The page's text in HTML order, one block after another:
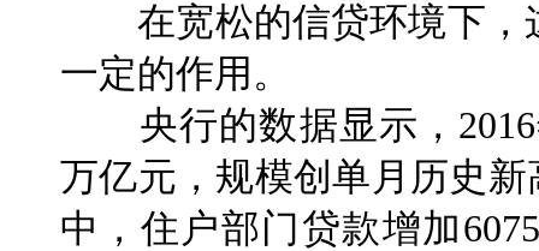
在宽松的信贷环境下，
一定的作用。
央行的数据显示，2016
万亿元，规模创单月历史
中，住户部门贷款增加